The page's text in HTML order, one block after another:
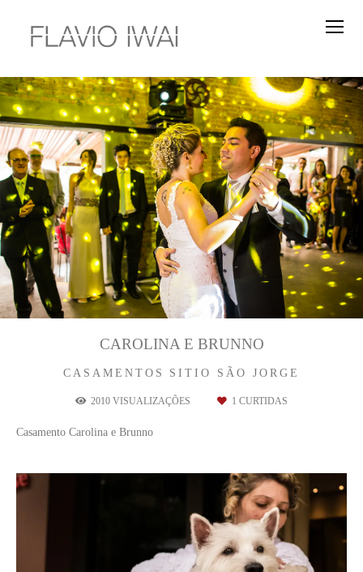
CASAMENTOS SITIO SÃO JORGE
CAROLINA E BRUNNO
2010 VISUALIZAÇÕES 1 CURTIDAS
Casamento Carolina e Brunno